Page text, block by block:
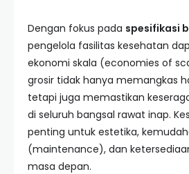
Dengan fokus pada spesifikasi
pengelola fasilitas kesehatan
ekonomi skala (economies of
grosir tidak hanya memangkas
tetapi juga memastikan
di seluruh bangsal rawat inap.
penting untuk estetika,
(maintenance), dan
masa depan.